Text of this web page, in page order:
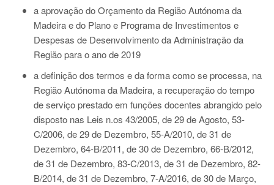
a aprovação do Orçamento da Região Autónoma da
Madeira e do Plano e Programa de Investimentos e
Despesas de Desenvolvimento da Administração da
Região para o ano de 2019
a definição dos termos e da forma como se processa, na
Região Autónoma da Madeira, a recuperação do tempo
de serviço prestado em funções docentes abrangido pelo
disposto nas Leis n.os 43/2005, de 29 de Agosto, 53-
C/2006, de 29 de Dezembro, 55-A/2010, de 31 de
Dezembro, 64-B/2011, de 30 de Dezembro, 66-B/2012,
de 31 de Dezembro, 83-C/2013, de 31 de Dezembro, 82-
B/2014, de 31 de Dezembro, 7-A/2016, de 30 de Março,